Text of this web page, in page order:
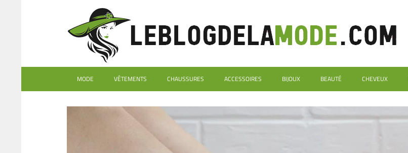
MODE VÊTEMENTS CHAUSSURES ACCESSOIRES BIJOUX BEAUTÉ CHEVEUX